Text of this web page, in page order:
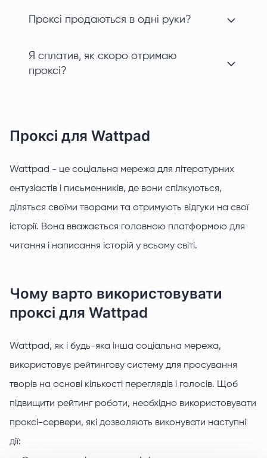
Проксі продаються в одні руки?
Я сплатив, як скоро отримаю
проксі?
Проксі для Wattpad
Wattpad - це соціальна мережа для літературних
ентузіастів і письменників, де вони спілкуються,
діляться своїми творами та отримують відгуки на свої
історії. Вона вважається головною платформою для
читання і написання історій у всьому світі.
Чому варто використовувати
проксі для Wattpad
Wattpad, як і будь-яка інша соціальна мережа,
використовує рейтингову систему для просування
творів на основі кількості переглядів і голосів. Щоб
підвищити рейтинг роботи, необхідно використовувати
проксі-сервери, які дозволяють виконувати наступні
дії: